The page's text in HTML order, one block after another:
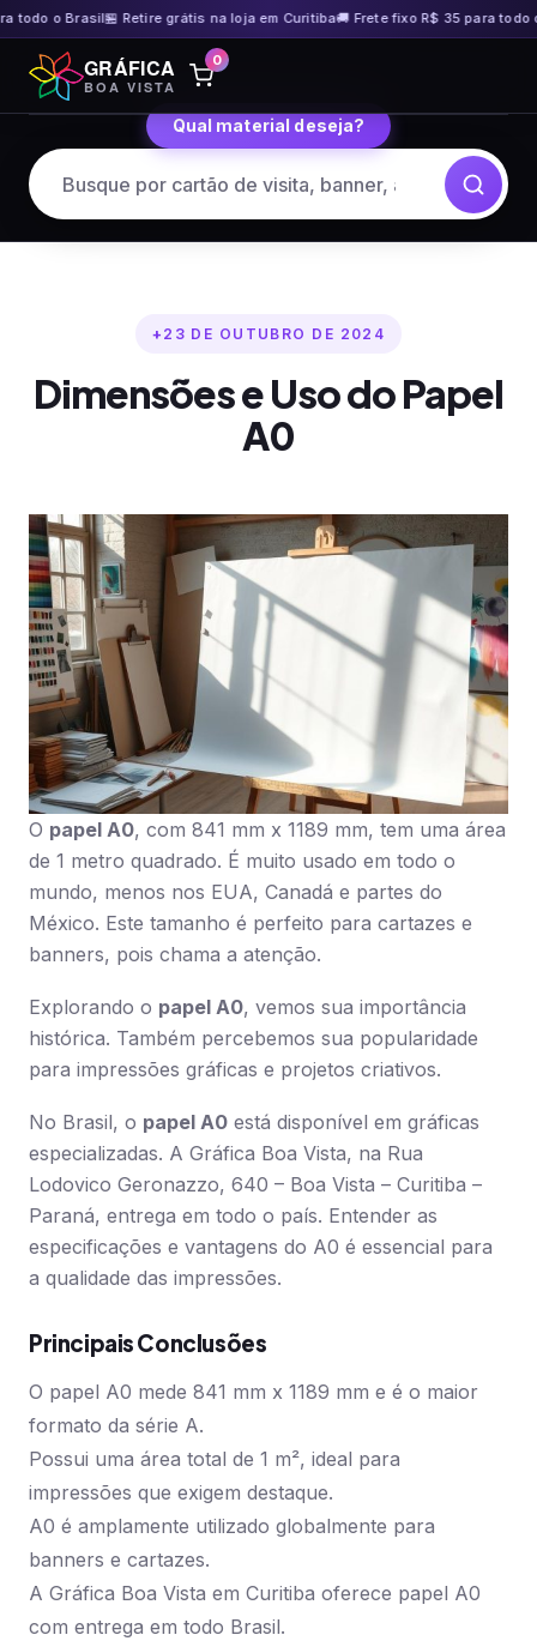
o Brasil🏪 Retire grátis na loja em Curitiba🚚 Frete fixo R$ 35 para todo o
Pular
para
o
GRÁFICA
BOA VISTA
0
Qual material deseja?
23 DE OUTUBRO DE 2024
Dimensões e Uso do Papel
A0
O papel A0, com 841 mm x 1189 mm, tem uma área
de 1 metro quadrado. É muito usado em todo o
mundo, menos nos EUA, Canadá e partes do
México. Este tamanho é perfeito para cartazes e
banners, pois chama a atenção.
Explorando o papel A0, vemos sua importância
histórica. Também percebemos sua popularidade
para impressões gráficas e projetos criativos.
No Brasil, o papel A0 está disponível em gráficas
especializadas. A Gráfica Boa Vista, na Rua
Lodovico Geronazzo, 640 – Boa Vista – Curitiba –
Paraná, entrega em todo o país. Entender as
especificações e vantagens do A0 é essencial para
a qualidade das impressões.
Principais Conclusões
O papel A0 mede 841 mm x 1189 mm e é o maior
formato da série A.
Possui uma área total de 1 m², ideal para
impressões que exigem destaque.
A0 é amplamente utilizado globalmente para
banners e cartazes.
A Gráfica Boa Vista em Curitiba oferece papel A0
com entrega em todo Brasil.